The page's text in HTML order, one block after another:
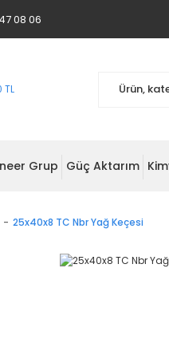
08 06
Grup Güç Aktarım
25x40x8 TC Nbr Yağ Keçesi